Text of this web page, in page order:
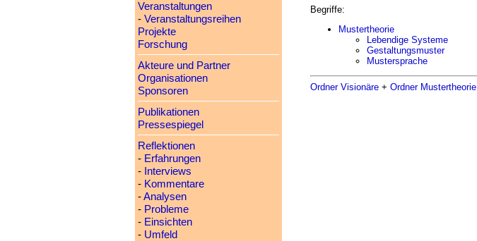
Veranstaltungen
- Veranstaltungsreihen
Projekte
Forschung
Akteure und Partner
Organisationen
Sponsoren
Publikationen
Pressespiegel
Reflektionen
- Erfahrungen
- Interviews
- Kommentare
-Analysen
- Probleme
- Einsichten
- Umfeld
Begriffe:
Mustertheorie
Lebendige Systeme
Gestaltungsmuster
Mustersprache
Ordner Visionäre+ Ordner Mustertheorie